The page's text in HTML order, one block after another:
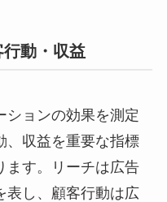
動・収益
ションの効果を測定
、収益を重要な指標
ます。リーチは広告
表し、顧客行動は広